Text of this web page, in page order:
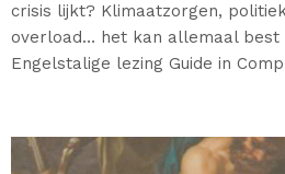
crisis lijkt? Klimaatzorgen,
overload… het kan allemaal best
Engelstalige lezing Guide in